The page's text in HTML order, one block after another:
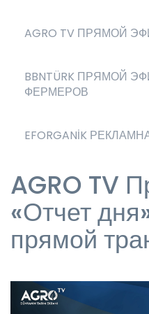
AGRO TV ПРЯМОЙ
BBNTÜRK ПРЯМОЙ
ФЕРМЕРОВ
EFORGANİK
AGRO TV
«Отчет
прямой